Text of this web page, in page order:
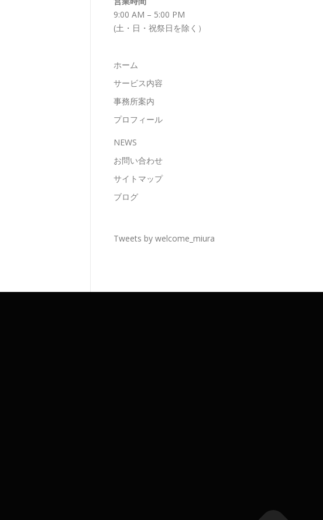
9:00 AM – 5:00 PM
(土・日・祝祭日を除く）
ホーム
サービス内容
事務所案内
プロフィール
NEWS
お問い合わせ
サイトマップ
ブログ
Tweets by welcome_miura